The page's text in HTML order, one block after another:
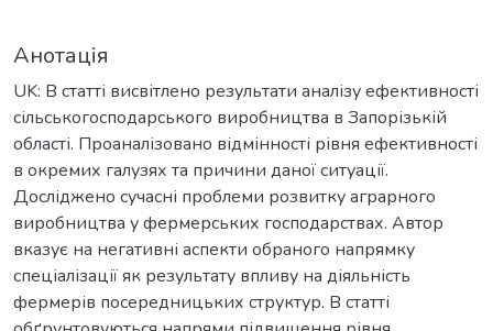
Анотація
UK: В статті висвітлено результати аналізу ефективності
сільськогосподарського виробництва в Запорізькій
області. Проаналізовано відмінності рівня ефективності
в окремих галузях та причини даної ситуації.
Досліджено сучасні проблеми розвитку аграрного
виробництва у фермерських господарствах. Автор
вказує на негативні аспекти обраного напрямку
спеціалізації як результату впливу на діяльність
фермерів посередницьких структур. В статті